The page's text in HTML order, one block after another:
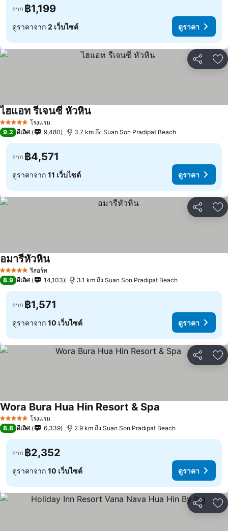
จาก ฿1,199
ดูราคาจาก 2 เว็บไซต์ ดูราคา
แชร์ เ
5 ดาว โรงแรม
ไฮแอท รีเจนซี่ หัวหิน
9.2 ดีเลิศ 9,480 3.7 km ถึง Suan Son Pradipat Beach
จาก ฿4,571
ดูราคาจาก 11 เว็บไซต์ ดูราคา
แชร์ เ
5 ดาว รีสอร์ท
อมารีหัวหิน
8.9 ดีเลิศ 14,103 3.1 km ถึง Suan Son Pradipat Beach
จาก ฿1,571
ดูราคาจาก 10 เว็บไซต์ ดูราคา
แชร์ เ
5 ดาว โรงแรม
Wora Bura Hua Hin Resort & Spa
8.8 ดีเลิศ 6,339 2.9 km ถึง Suan Son Pradipat Beach
จาก ฿2,352
ดูราคาจาก 10 เว็บไซต์ ดูราคา
แชร์ เ